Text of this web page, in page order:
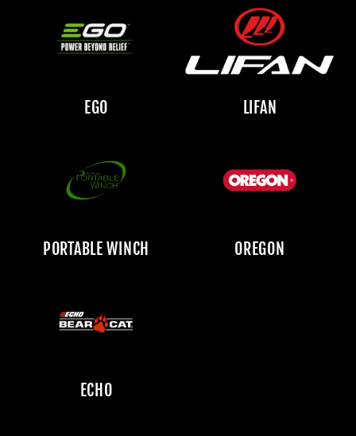
EGO LIFAN
PORTABLE WINCH OREGON
ECHO